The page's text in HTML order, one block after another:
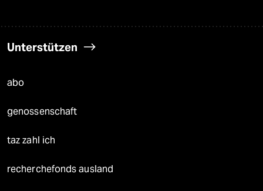
Unterstützen
abo
genossenschaft
taz zahl ich
recherchefonds ausland